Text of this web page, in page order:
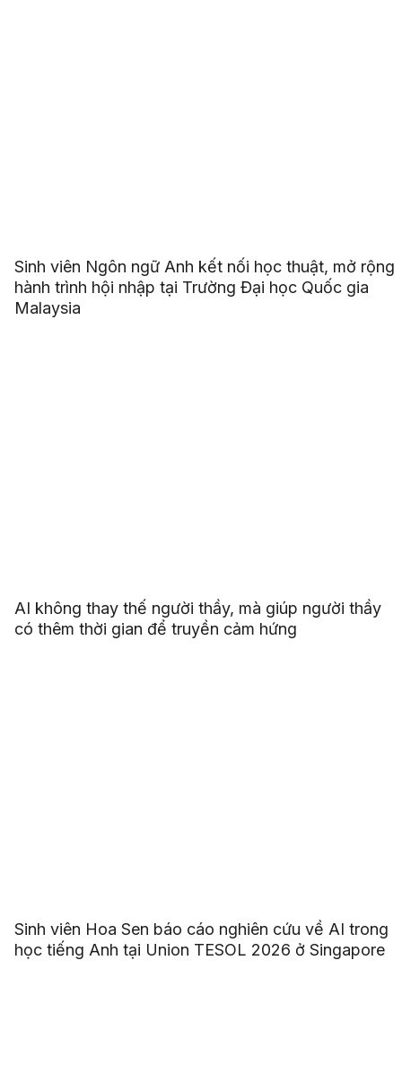
Sinh viên Ngôn ngữ Anh kết nối học thuật, mở rộng
hành trình hội nhập tại Trường Đại học Quốc gia
Malaysia
AI không thay thế người thầy, mà giúp người thầy
có thêm thời gian để truyền cảm hứng
Sinh viên Hoa Sen báo cáo nghiên cứu về AI trong
học tiếng Anh tại Union TESOL 2026 ở Singapore